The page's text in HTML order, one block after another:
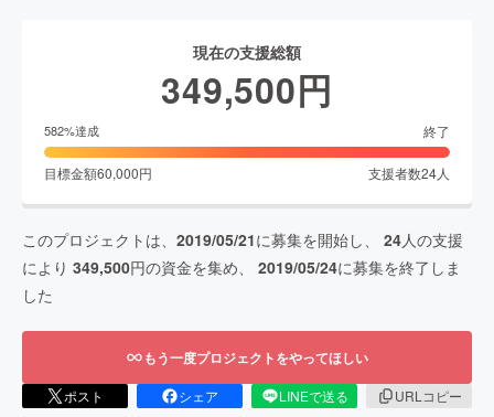
現在の支援総額
349,500円
582%達成 終了
目標金額60,000円 支援者数24人
このプロジェクトは、 2019/05/21に募集を開始し、 24人の支援
により 349,500円の資金を集め、 2019/05/24に募集を終了しま
した
もう一度プロジェクトをやってほしい
ポスト シェア LINEで送る
URLコピー